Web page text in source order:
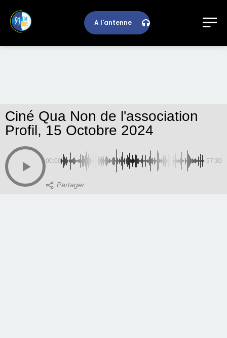
A l'antenne
Ciné Qua Non de l'association
Profil, 15 Octobre 2024
00:00 -57:30